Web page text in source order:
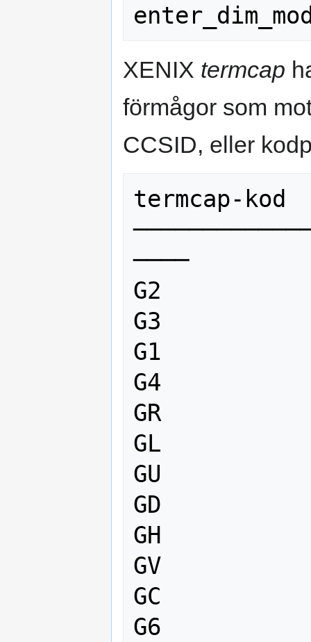
XENIX termcap
förmågor som
CCSID, eller
termcap-kod
────
G2
G3
G1
G4
GR
GL
GU
GD
GH
GV
GC
G6